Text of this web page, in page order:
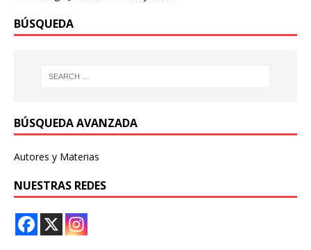
BÚSQUEDA
BÚSQUEDA AVANZADA
Autores y Materias
NUESTRAS REDES